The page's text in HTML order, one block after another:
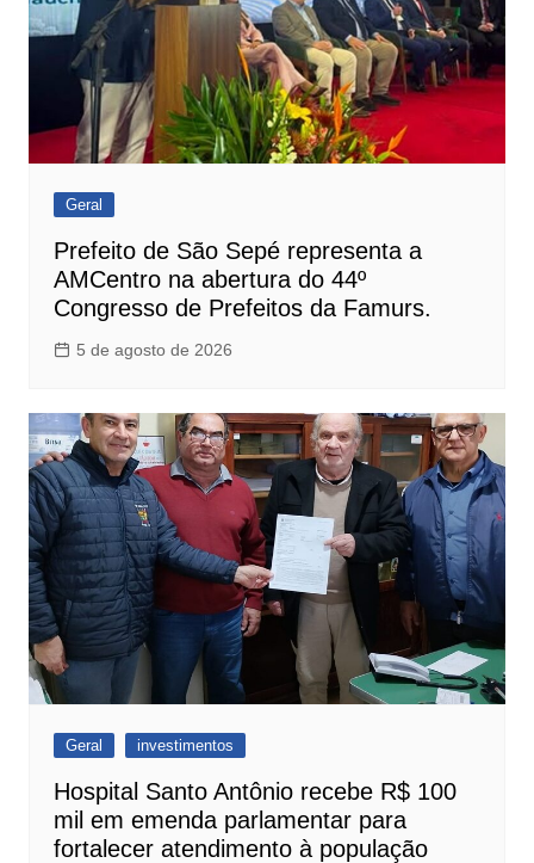
Geral
Prefeito de São Sepé representa a
AMCentro na abertura do 44º
Congresso de Prefeitos da Famurs.
5 de agosto de 2026
Geral investimentos
Hospital Santo Antônio recebe R$ 100
mil em emenda parlamentar para
fortalecer atendimento à população